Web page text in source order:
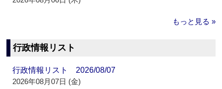
もっと見る »
行政情報リスト
行政情報リスト 2026/08/07
2026年08月07日 (金)